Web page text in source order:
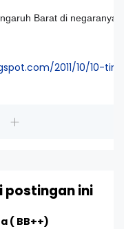
Barat di
2011/10/10-
postingan ini
( BB++)